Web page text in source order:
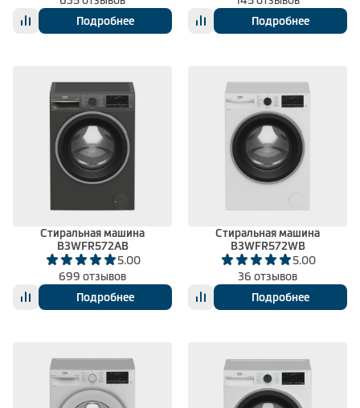
Подробнее
Подробнее
Стиральная машина
B3WFR572AB
5.00
699 отзывов
Подробнее
Стиральная машина
B3WFR572WB
5.00
36 отзывов
Подробнее